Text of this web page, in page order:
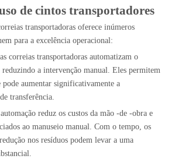
de cintos transportadores
transportadoras oferece inúmeros
para a excelência operacional:
correias transportadoras automatizam o
reduzindo a intervenção manual. Eles permitem
pode aumentar significativamente a
transferência.
reduz os custos da mão -de -obra e
ao manuseio manual. Com o tempo, os
nos resíduos podem levar a uma